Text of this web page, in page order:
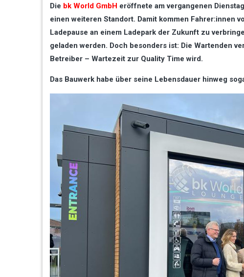
Die bk World GmbH eröffnete am vergangenen
einen weiteren Standort. Damit kommen Fahrer:innen
Ladepause an einem Ladepark der Zukunft zu
geladen werden. Doch besonders ist: Die Wartenden
Betreiber – Wartezeit zur Quality Time wird.
Das Bauwerk habe über seine Lebensdauer hinweg